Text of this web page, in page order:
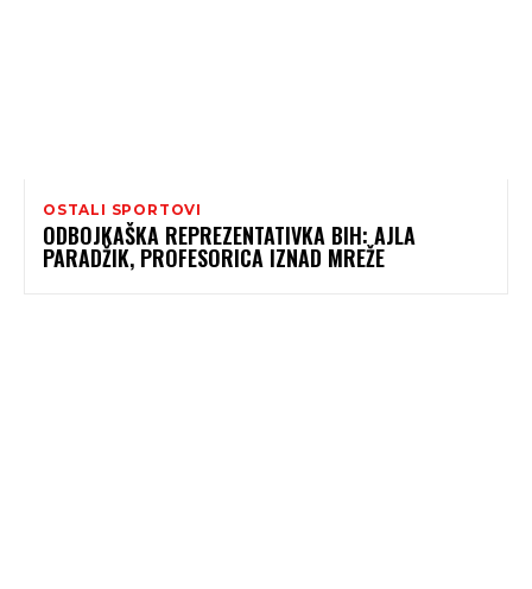
OSTALI SPORTOVI
ODBOJKAŠKA REPREZENTATIVKA BIH: AJLA
PARADŽIK, PROFESORICA IZNAD MREŽE